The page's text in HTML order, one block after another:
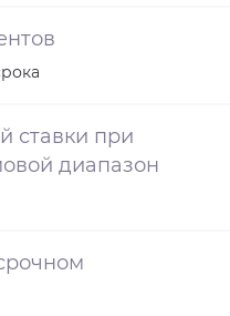
ставки при
диапазон